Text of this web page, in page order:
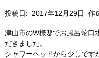
投稿日: 2017年12月29日 作
津山市のW様邸でお風呂蛇口
だきました。
シャワーヘッドから少しです